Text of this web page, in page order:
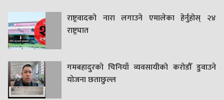
राष्ट्रवादको नारा लगाउने एमालेका हेर्नुहोस् २४
राष्ट्रघात
गमबहादुरकाे चिनियाँ व्यवसायीको करोडौँ डुवाउने
याेजना छताछुल्ल